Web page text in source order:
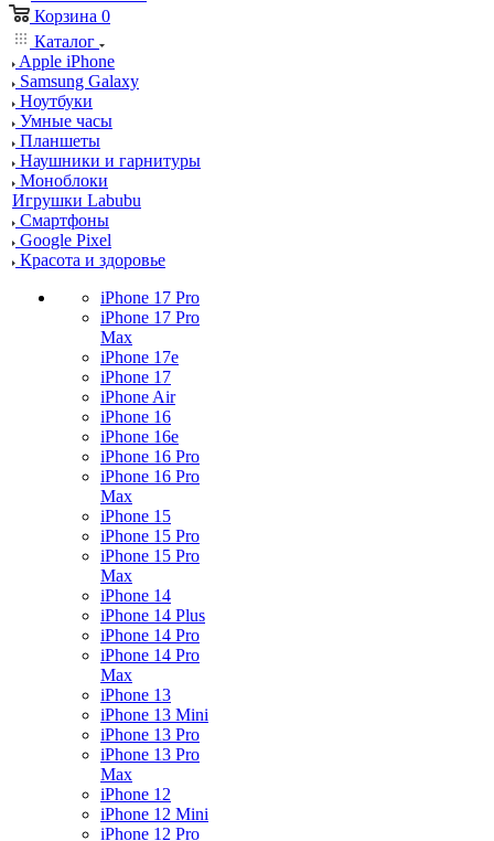
Корзина 0
Каталог
Apple iPhone
Samsung Galaxy
Ноутбуки
Умные часы
Планшеты
Наушники и гарнитуры
Моноблоки
Игрушки Labubu
Смартфоны
Google Pixel
Красота и здоровье
iPhone 17 Pro
iPhone 17 Pro
Max
iPhone 17e
iPhone 17
iPhone Air
iPhone 16
iPhone 16e
iPhone 16 Pro
iPhone 16 Pro
Max
iPhone 15
iPhone 15 Pro
iPhone 15 Pro
Max
iPhone 14
iPhone 14 Plus
iPhone 14 Pro
iPhone 14 Pro
Max
iPhone 13
iPhone 13 Mini
iPhone 13 Pro
iPhone 13 Pro
Max
iPhone 12
iPhone 12 Mini
iPhone 12 Pro